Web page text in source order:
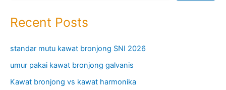
Recent Posts
standar mutu kawat bronjong SNI 2026
umur pakai kawat bronjong galvanis
Kawat bronjong vs kawat harmonika